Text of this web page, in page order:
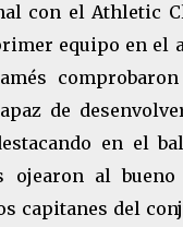
con el Athletic
equipo en el
de
en el
ojearon al bueno
capitanes del